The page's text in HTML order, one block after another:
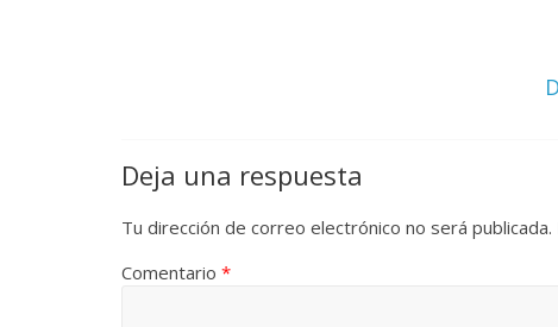
Deja una respuesta
Tu dirección de correo electrónico no será publicada.
Comentario *